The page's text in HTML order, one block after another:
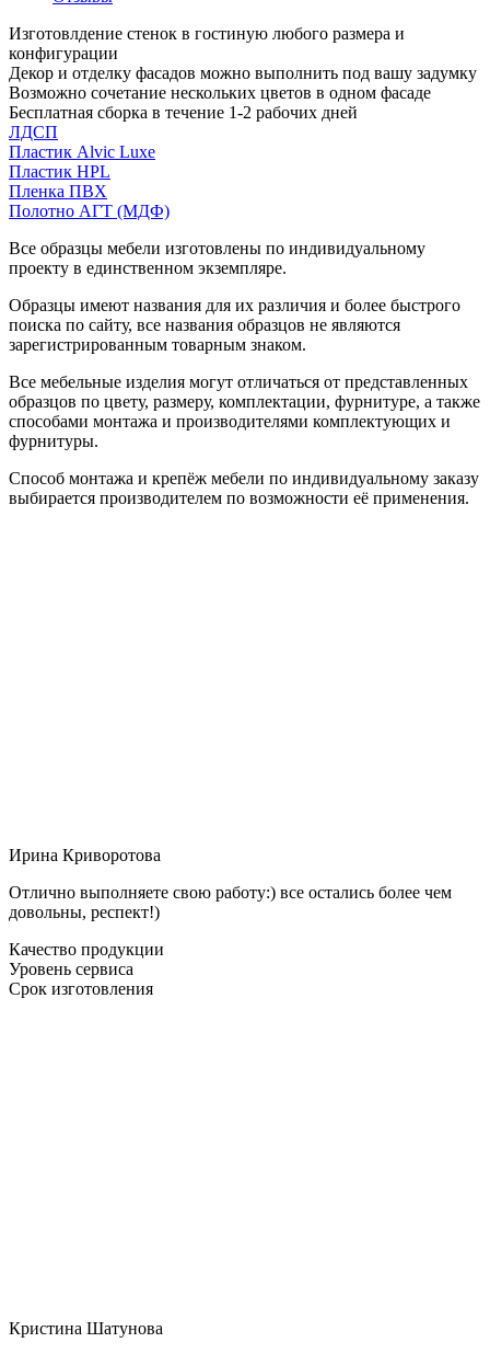
Изготовлдение стенок в гостиную любого размера и
конфигурации
Декор и отделку фасадов можно выполнить под вашу задумку
Возможно сочетание нескольких цветов в одном фасаде
Бесплатная сборка в течение 1-2 рабочих дней
ЛДСП
Пластик Alvic Luxe
Пластик HPL
Пленка ПВХ
Полотно АГТ (МДФ)
Все образцы мебели изготовлены по индивидуальному
проекту в единственном экземпляре.
Образцы имеют названия для их различия и более быстрого
поиска по сайту, все названия образцов не являются
зарегистрированным товарным знаком.
Все мебельные изделия могут отличаться от представленных
образцов по цвету, размеру, комплектации, фурнитуре, а также
способами монтажа и производителями комплектующих и
фурнитуры.
Способ монтажа и крепёж мебели по индивидуальному заказу
выбирается производителем по возможности её применения.
Ирина Криворотова
Отлично выполняете свою работу:) все остались более чем
довольны, респект!)
Качество продукции
Уровень сервиса
Срок изготовления
Кристина Шатунова